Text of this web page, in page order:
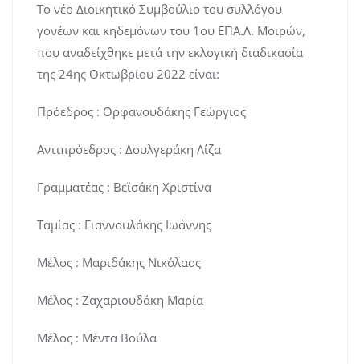
Το νέο Διοικητικό Συμβούλιο του συλλόγου
γονέων και κηδεμόνων του 1ου ΕΠΑ.Λ. Μοιρών,
που αναδείχθηκε μετά την εκλογική διαδικασία
της 24ης Οκτωβρίου 2022 είναι:
Πρόεδρος : Ορφανουδάκης Γεώργιος
Αντιπρόεδρος : Δουλγεράκη Λίζα
Γραμματέας : Βεϊσάκη Χριστίνα
Ταμίας : Γιαννουλάκης Ιωάννης
Μέλος : Μαριδάκης Νικόλαος
Μέλος : Ζαχαριουδάκη Μαρία
Μέλος : Μέντα Βούλα